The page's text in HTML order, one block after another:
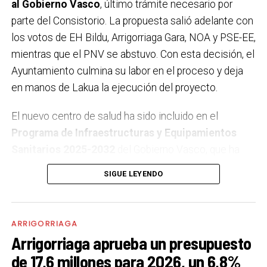
Ayuntamiento considera que la postura ciudadana
queda claramente reforzada.
al Gobierno Vasco, último trámite necesario por
parte del Consistorio. La propuesta salió adelante con
los votos de EH Bildu, Arrigorriaga Gara, NOA y PSE-EE,
mientras que el PNV se abstuvo. Con esta decisión, el
Ayuntamiento culmina su labor en el proceso y deja
en manos de Lakua la ejecución del proyecto.
El nuevo centro de salud ha sido incluido en el
Programa de Infraestructuras y Equipamientos
reservado unapartida en los presupuestos de 2026
para la licitación de la redacción del proyecto y la
dirección de obra, acercando así el inicio de los
largamente demandada por la ciudadanía.
SIGUE LEYENDO
ARRIGORRIAGA
Arrigorriaga aprueba un presupuesto
de 17,6 millones para 2026, un 6,8%